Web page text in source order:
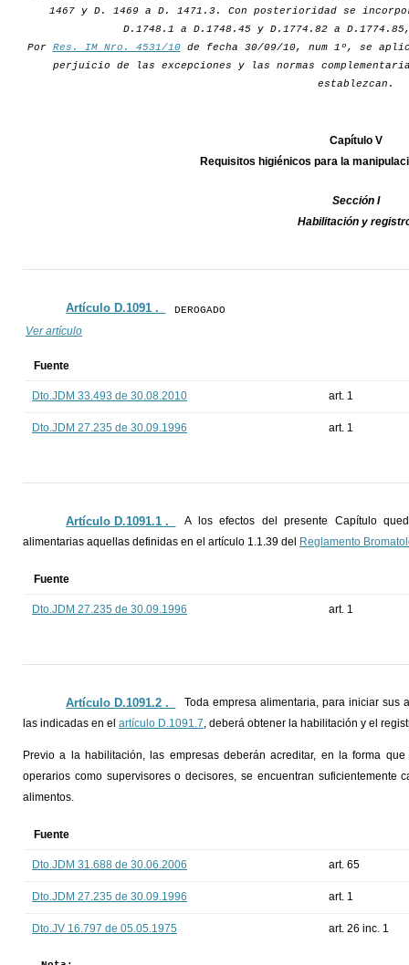
1467 y D. 1469 a D. 1471.3. Con posterioridad se
D.1748.1 a D.1748.45 y D.1774.82 a
Por Res. IM Nro. 4531/10de fecha 30/09/10, num 1º, se
perjuicio de las excepciones y las normas
establezcan.
Capítulo V
Requisitos higiénicos para la
Sección I
Habilitación y
Artículo D.1091 ._ DEROGADO
Ver artículo
Fuente
Dto.JDM 33.493 de 30.08.2010 art. 1
Dto.JDM 27.235 de 30.09.1996 art. 1
Artículo D.1091.1 ._
A los efectos del presente Capítulo
alimentarias aquellas definidas en el artículo 1.1.39 del
Reglamento
Fuente
Dto.JDM 27.235 de 30.09.1996 art. 1
Artículo D.1091.2 ._
Toda empresa alimentaria, para iniciar sus
las indicadas en el artículo D.1091.7, deberá obtener la habilitación y el
Previo a la habilitación, las empresas deberán acreditar, en la forma
operarios como supervisores o decisores, se encuentran suficientemente
alimentos.
Fuente
Dto.JDM 31.688 de 30.06.2006 art. 65
Dto.JDM 27.235 de 30.09.1996 art. 1
Dto.JV 16.797 de 05.05.1975 art. 26 inc. 1